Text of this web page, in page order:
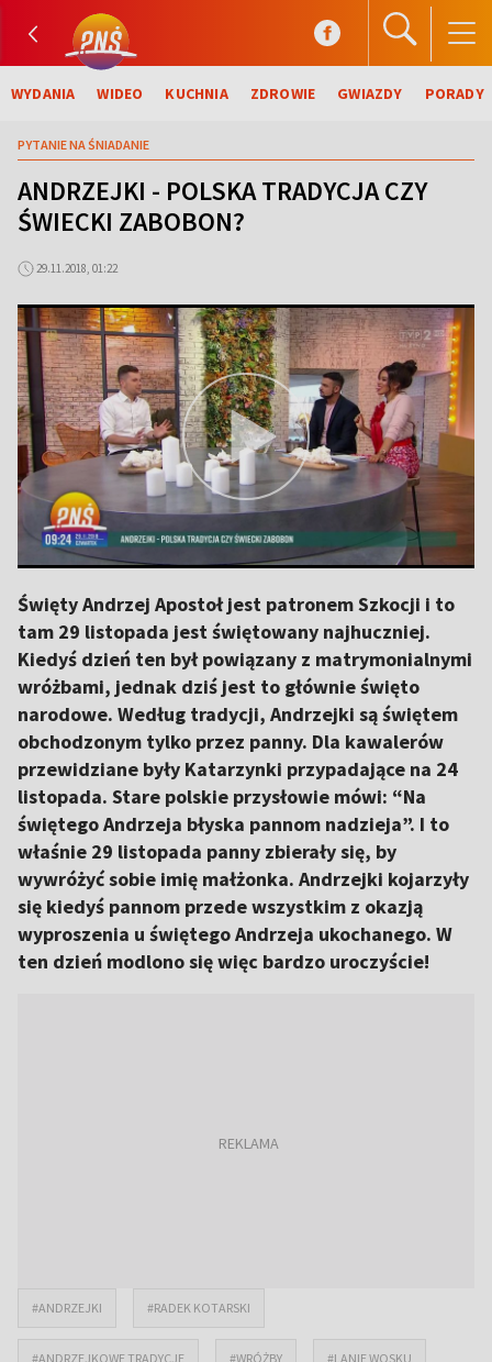
WYDANIA WIDEO KUCHNIA ZDROWIE GWIAZDY PORADY
PYTANIE NA ŚNIADANIE
ANDRZEJKI - POLSKA TRADYCJA CZY
ŚWIECKI ZABOBON?
29.11.2018, 01:22
Święty Andrzej Apostoł jest patronem Szkocji i to
tam 29 listopada jest świętowany najhuczniej.
Kiedyś dzień ten był powiązany z matrymonialnymi
wróżbami, jednak dziś jest to głównie święto
narodowe. Według tradycji, Andrzejki są świętem
obchodzonym tylko przez panny. Dla kawalerów
przewidziane były Katarzynki przypadające na 24
listopada. Stare polskie przysłowie mówi: “Na
świętego Andrzeja błyska pannom nadzieja”. I to
właśnie 29 listopada panny zbierały się, by
wywróżyć sobie imię małżonka. Andrzejki kojarzyły
się kiedyś pannom przede wszystkim z okazją
wyproszenia u świętego Andrzeja ukochanego. W
ten dzień modlono się więc bardzo uroczyście!
#ANDRZEJKI #RADEK KOTARSKI
#ANDRZEJKOWE TRADYCJE #WRÓŻBY #LANIE WOSKU